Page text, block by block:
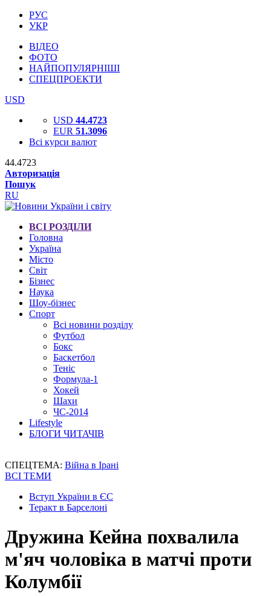
РУС
УКР
ВІДЕО
ФОТО
НАЙПОПУЛЯРНІШІ
СПЕЦПРОЕКТИ
USD
USD 44.4723
EUR 51.3096
Всі курси валют
44.4723
Авторизація
Пошук
RU
ВСІ РОЗДІЛИ
Головна
Україна
Місто
Світ
Бізнес
Наука
Шоу-бізнес
Спорт
Всі новини розділу
Футбол
Бокс
Баскетбол
Теніс
Формула-1
Хокей
Шахи
ЧС-2014
Lifestyle
БЛОГИ ЧИТАЧІВ
СПЕЦТЕМА: Війна в Ірані
ВСІ ТЕМИ
Вступ України в ЄС
Теракт в Барселоні
Дружина Кейна похвалила
м'яч чоловіка в матчі проти
Колумбії